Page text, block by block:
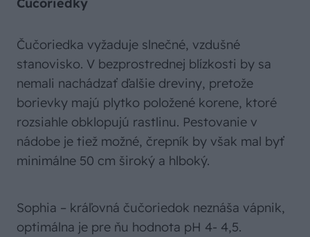
Čučoriedka vyžaduje slnečné, vzdušné
stanovisko. V bezprostrednej blízkosti by sa
nemali nachádzať ďalšie dreviny, pretože
borievky majú plytko položené korene, ktoré
rozsiahle obklopujú rastlinu. Pestovanie v
nádobe je tiež možné, črepník by však mal byť
minimálne 50 cm široký a hlboký.
Sophia – kráľovná čučoriedok neznáša vápnik,
optimálna je pre ňu hodnota pH 4- 4,5.